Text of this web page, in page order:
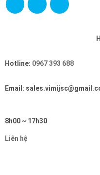
Hotline: 0967 393 688
Email:
8h00 ~ 17h30
Liên hệ